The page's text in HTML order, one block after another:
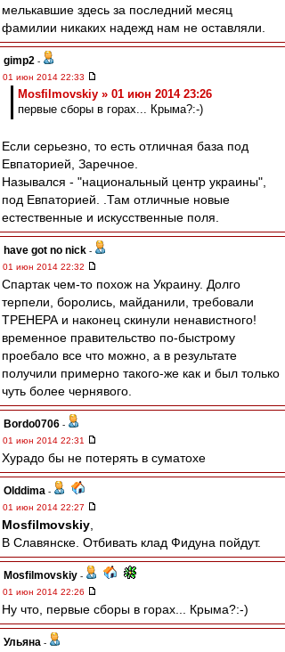
мелькавшие здесь за последний месяц
фамилии никаких надежд нам не оставляли.
gimp2 -
01 июн 2014 22:33
Mosfilmovskiy » 01 июн 2014 23:26
первые сборы в горах... Крыма?:-)
Если серьезно, то есть отличная база под
Евпаторией, Заречное.
Назывался - "национальный центр украины",
под Евпаторией. .Там отличные новые
естественные и искусственные поля.
have got no nick -
01 июн 2014 22:32
Спартак чем-то похож на Украину. Долго
терпели, боролись, майданили, требовали
ТРЕНЕРА и наконец скинули ненавистного!
временное правительство по-быстрому
проебало все что можно, а в результате
получили примерно такого-же как и был только
чуть более чернявого.
Bordo0706 -
01 июн 2014 22:31
Хурадо бы не потерять в суматохе
Olddima -
01 июн 2014 22:27
Mosfilmovskiy
В Славянске. Отбивать клад Фидуна пойдут.
Mosfilmovskiy -
01 июн 2014 22:26
Ну что, первые сборы в горах... Крыма?:-)
Ульяна -